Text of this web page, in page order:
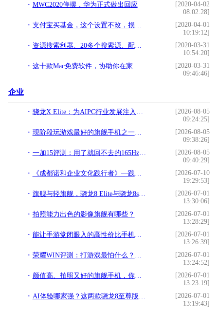
MWC2020停摆，华为正式做出回应
[2020-04-02
08:02:28]
支付宝买基金，这个设置不改，损失很多钱
[2020-04-01
10:19:12]
资源搜索利器、20多个搜索源、配合磁播软件简直神了
[2020-03-31
10:54:20]
这十款Mac免费软件，协助你在家轻松远程办公！
[2020-03-31
09:46:46]
企业
骁龙X Elite：为AIPC行业发展注入强劲动力
[2026-08-05
09:24:25]
现阶段玩游戏最好的旗舰手机之一，游戏狂魔红魔11 Pro评测
[2026-08-05
09:38:26]
一加15评测：用了就回不去的165Hz，游戏党这次真的赢了
[2026-08-05
09:40:29]
《成都诺和企业文化践行者》—践行文化，榜样力量
[2026-07-10
19:29:53]
旗舰与轻旗舰，骁龙8 Elite与骁龙8s Gen4，8s至尊不存在
[2026-07-01
13:30:06]
拍照能力出色的影像旗舰有哪些？
[2026-07-01
13:28:29]
能让手游党闭眼入的高性价比手机是哪款？
[2026-07-01
13:26:39]
荣耀WIN评测：打游戏最怕什么？这台手机治好了我的焦虑
[2026-07-01
13:24:52]
颜值高、拍照又好的旗舰手机，你选哪一款？
[2026-07-01
13:23:19]
AI体验哪家强？这两款骁龙8至尊版旗舰把智能玩明白了
[2026-07-01
13:19:43]